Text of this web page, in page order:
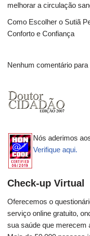
melhorar a circulação
Como Escolher o Sutiã
Conforto e Confiança
Nenhum comentário para
Nós aderimos
Verifique aqui.
Check-up Virtual
Oferecemos o
serviço online gratuito,
sua saúde que merecem